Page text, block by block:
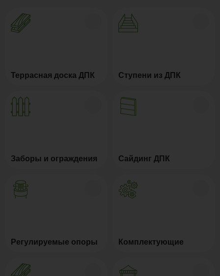
Террасная доска ДПК Ступени из ДПК
Заборы и ограждения Сайдинг ДПК
Регулируемые опоры Комплектующие